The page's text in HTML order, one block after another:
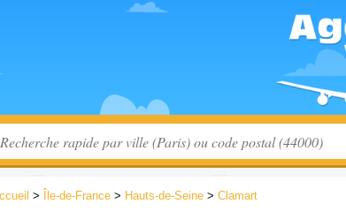
> Île-de-France > Hauts-de-Seine > Clamart